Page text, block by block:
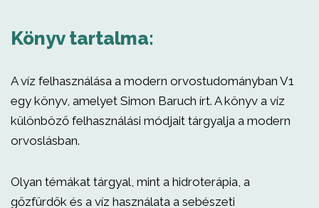
Könyv tartalma:
A víz felhasználása a modern orvostudományban V1
egy könyv, amelyet Simon Baruch írt. A könyv a víz
különböző felhasználási módjait tárgyalja a modern
orvoslásban.
Olyan témákat tárgyal, mint a hidroterápia, a
gőzfürdők és a víz használata a sebészeti